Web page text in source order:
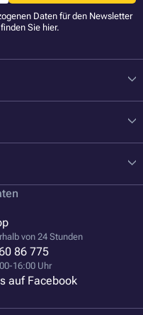
Daten für den Newsletter
Sie hier.
von 24 Stunden
86 775
16:00 Uhr
auf Facebook